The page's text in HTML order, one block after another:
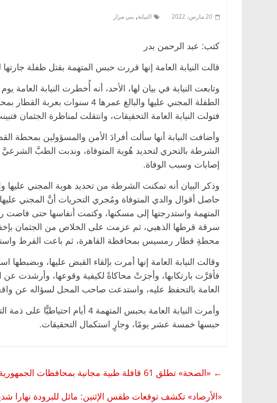
20 مارس، 2022 النيابة, بني مزار
كتب: عبد الرحمن بدر
قالت النيابة العامة إنها قررت حبس المتهمة بقتل طفلة
وتابعت النيابة في بيان لها، الأحد، أنه أُخطرت النيابة العامة
الطفلة المجني عليها والبالغ عمرها
فتولت النيابة العامة التحقيقات، وانتقلت لمناظرة الجثمان
وأضافت النيابة أنها سألت أفرادَ الأمن والمسؤولين بمحطة
الشرطة بالتحري لتحديد هُوية المتوفاة، وندبت الطبَّ الشرعيَّ
إصابات وسبب الوفاة.
وذكر البيان أنه تمكنت الشرطة من تحديد هوية المجني عليها
حاصل أقوال والدي المتوفاة ومُجري التحريات أنَّ المجني عليها
المتهمة واستدرجتها إلى مسكنها، وكتمت أنفاسها حتى فاضت
سرقة قرطها الذهبي، ثم عزمت على الخلاص من الجثمان
محطةِ قطار رمسيس بمحافظة القاهرة، ثم باعت القرط
وقالت النيابة العامة إنها أمرت بإلقاء القبض عليها، وبضبطها
فأقرَّت بارتكابها، وأجرَتْ محاكاةً لكيفية وقوعها، وأرشدت عن
العامة بالتحفظ عليه، واستدعت صاحب المحل لسؤاله عن
وأمرت النيابة العامة بحبس المتهمة
حبسها خمسة عشر يومًا، وجارٍ استكمال التحقيقات.
← «الصحة» تطلق 61 قافلة طبية مجانية بمحافظات الجمهورية بدءً من اليوم وحتى آخر مارس الجاري
«الأرصاد» تكشف توقعات طقس الإثنين: مائل للبرودة نهارا